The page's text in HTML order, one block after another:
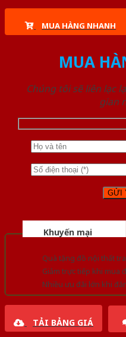
MUA HÀNG NHANH
MUA
Chúng tôi sẽ liên lạc
gian
Khuyến mại
Quà tặng đồ nội thất
Giảm trực tiếp khi mua
Nhiều ưu đãi lớn khi
TẢI BẢNG GIÁ